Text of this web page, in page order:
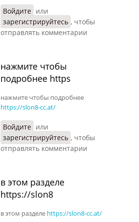
Войдите или
зарегистрируйтесь , чтобы
отправлять комментарии
нажмите чтобы
подробнее https
нажмите чтобы подробнее
https://slon8-cc.at/
Войдите или
зарегистрируйтесь , чтобы
отправлять комментарии
в этом разделе
https://slon8
в этом разделе https://slon8-cc.at/